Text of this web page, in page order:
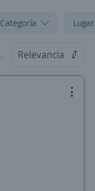
Categoría
Relevancia